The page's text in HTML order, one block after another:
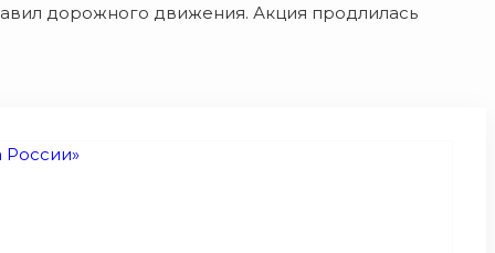
дорожного движения. Акция продлилась